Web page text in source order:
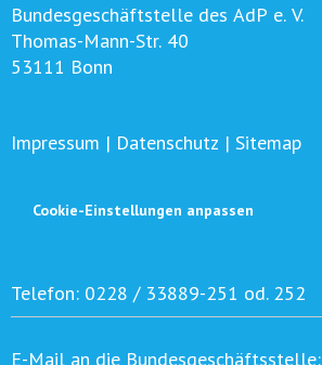
Bundesgeschäftstelle des AdP e. V.
Thomas-Mann-Str. 40
53111 Bonn
Impressum | Datenschutz | Sitemap
Cookie-Einstellungen anpassen
Telefon: 0228 / 33889-251 od. 252
E-Mail an die Bundesgeschäftsstelle: